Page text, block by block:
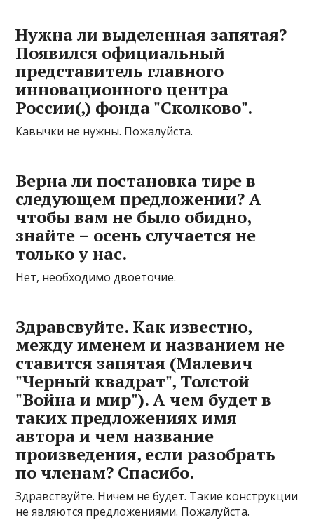
Нужна ли выделенная запятая?
Появился официальный
представитель главного
инновационного центра
России(,) фонда "Сколково".
Кавычки не нужны. Пожалуйста.
Верна ли постановка тире в
следующем предложении? А
чтобы вам не было обидно,
знайте – осень случается не
только у нас.
Нет, необходимо двоеточие.
Здравсвуйте. Как известно,
между именем и названием не
ставится запятая (Малевич
"Черный квадрат", Толстой
"Война и мир"). А чем будет в
таких предложениях имя
автора и чем название
произведения, если разобрать
по членам? Спасибо.
Здравствуйте. Ничем не будет. Такие конструкции
не являются предложениями. Пожалуйста.